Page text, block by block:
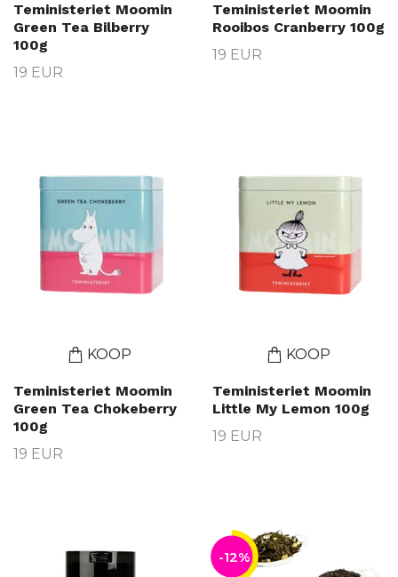
Teministeriet Moomin
Green Tea Bilberry
100g
19 EUR
Teministeriet Moomin
Rooibos Cranberry 100g
19 EUR
KOOP
Teministeriet Moomin
Green Tea Chokeberry
100g
19 EUR
KOOP
Teministeriet Moomin
Little My Lemon 100g
19 EUR
-12%